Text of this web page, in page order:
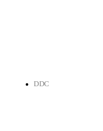
DDC